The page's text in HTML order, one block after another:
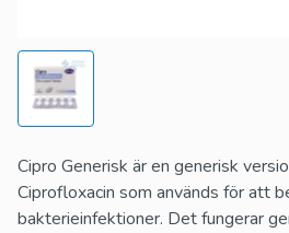
Cipro Generisk är en generisk
Ciprofloxacin som används för att
bakterieinfektioner. Det fungerar